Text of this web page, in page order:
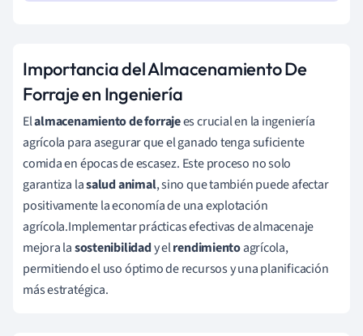
Importancia del Almacenamiento De
Forraje en Ingeniería
Elalmacenamiento de forrajees crucial en la ingeniería
agrícola para asegurar que el ganado tenga suficiente
comida en épocas de escasez. Este proceso no solo
garantiza lasalud animal, sino que también puede afectar
positivamente la economía de una explotación
agrícola.Implementar prácticas efectivas de almacenaje
mejora lasostenibilidady elrendimientoagrícola,
permitiendo el uso óptimo de recursos y una planificación
más estratégica.